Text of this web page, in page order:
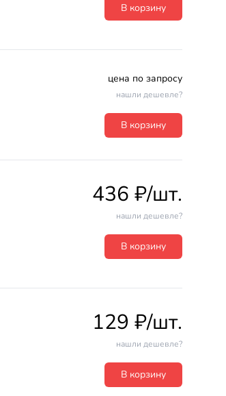
В корзину
цена по запросу
нашли дешевле?
В корзину
436 ₽/шт.
нашли дешевле?
В корзину
129 ₽/шт.
нашли дешевле?
В корзину